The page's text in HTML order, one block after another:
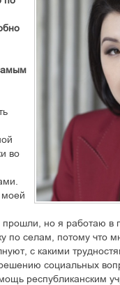
во
моей
но я работаю в
по селам, потому что
с какими
социальных
республиканским